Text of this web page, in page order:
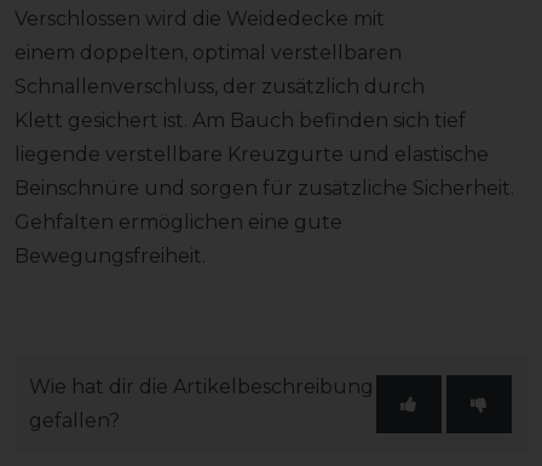
Verschlossen wird die Weidedecke mit
einem doppelten, optimal verstellbaren
Schnallenverschluss, der zusätzlich durch
Klett gesichert ist. Am Bauch befinden sich tief
liegende verstellbare Kreuzgurte und elastische
Beinschnüre und sorgen für zusätzliche Sicherheit.
Gehfalten ermöglichen eine gute
Bewegungsfreiheit.
Wie hat dir die Artikelbeschreibung
gefallen?